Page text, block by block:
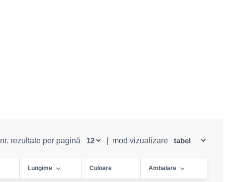
nr. rezultate per pagină mod vizualizare
Lungime Culoare Ambalare